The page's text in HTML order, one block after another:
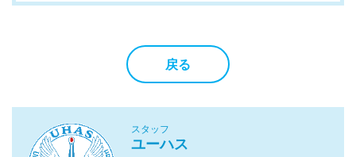
戻る
スタッフ
ユーハス